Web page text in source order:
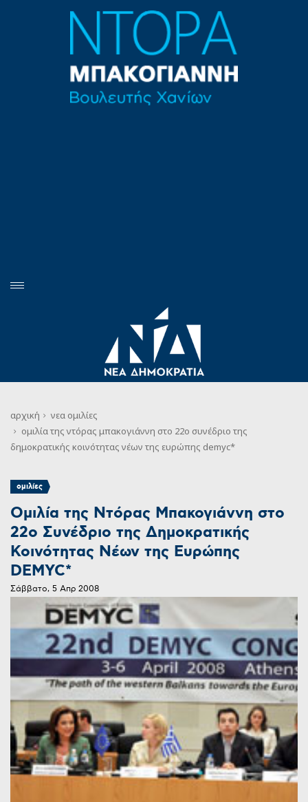
αρχική νεα ομιλίες
ομιλία της ντόρας μπακογιάννη στο 22ο συνέδριο της
δημοκρατικής κοινότητας νέων της ευρώπης demyc*
ομιλίες
Ομιλία της Ντόρας Μπακογιάννη στο
22ο Συνέδριο της Δημοκρατικής
Κοινότητας Νέων της Ευρώπης
DEMYC*
Σάββατο, 5 Απρ 2008